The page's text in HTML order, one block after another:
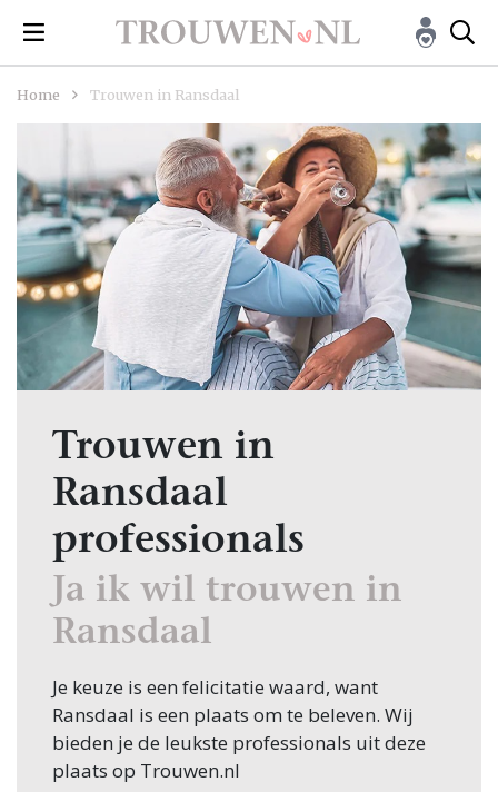
Home Trouwen in Ransdaal
Trouwen in
Ransdaal
professionals
Ja ik wil trouwen in
Ransdaal
Je keuze is een felicitatie waard, want
Ransdaal is een plaats om te beleven. Wij
bieden je de leukste professionals uit deze
plaats op Trouwen.nl